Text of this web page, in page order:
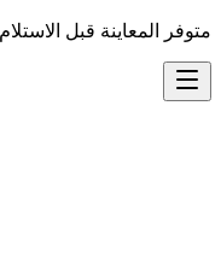
متوفر المعاينة قبل